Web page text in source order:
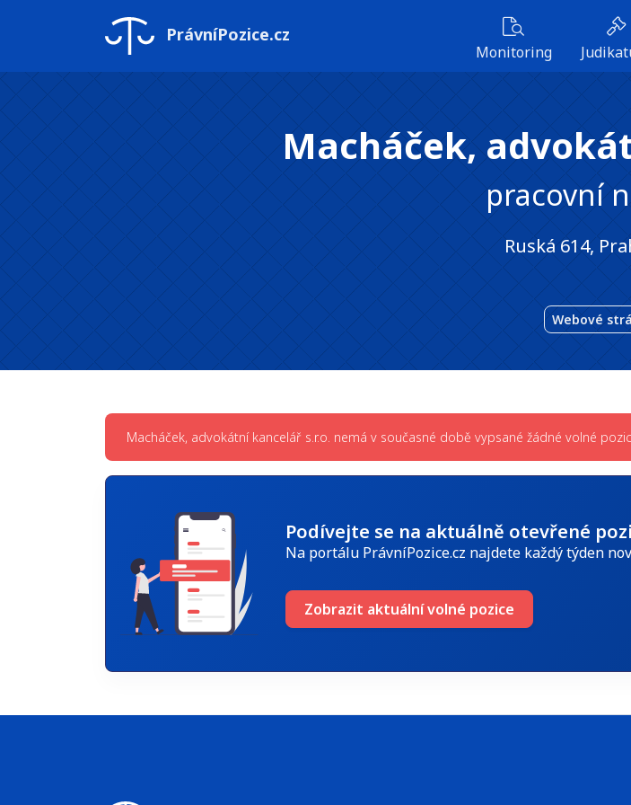
PrávníPozice.cz
Monitoring
Macháček,
pracovní
Ruská 614,
Webové
Macháček, advokátní kancelář s.r.o. nemá v současné době vypsané žádné volné
Podívejte se na aktuálně otevřené
Na portálu PrávníPozice.cz najdete každý týden
Zobrazit aktuální volné pozice